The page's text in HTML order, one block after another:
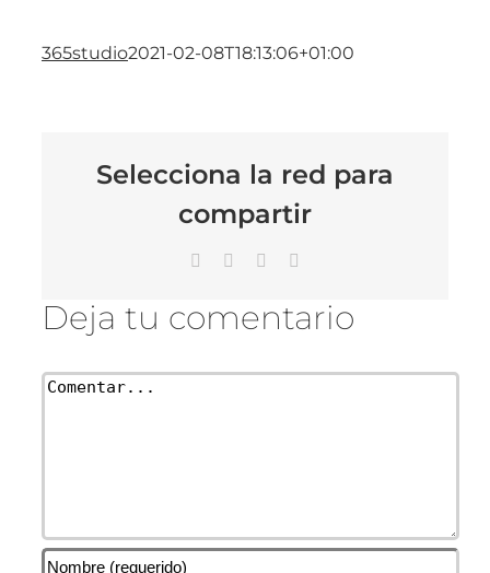
365studio2021-02-08T18:13:06+01:00
Selecciona la red para
compartir
Facebook LinkedIn
Deja tu comentario
Comentar